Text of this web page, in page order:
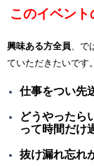
このイベント
興味ある方全員、で
ていただきたいです。
仕事をつい先
どうやったら
って時間だけ
抜け漏れ忘れ